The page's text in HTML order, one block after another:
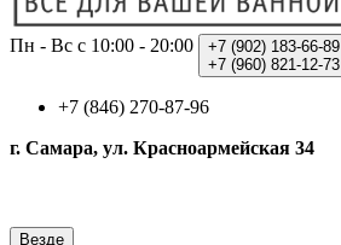
Пн - Вс с 10:00 - 20:00 +7 (902) 183-66-89
+7 (960) 821-12-73
+7 (846) 270-87-96
г. Самара, ул. Красноармейская 34
Везде